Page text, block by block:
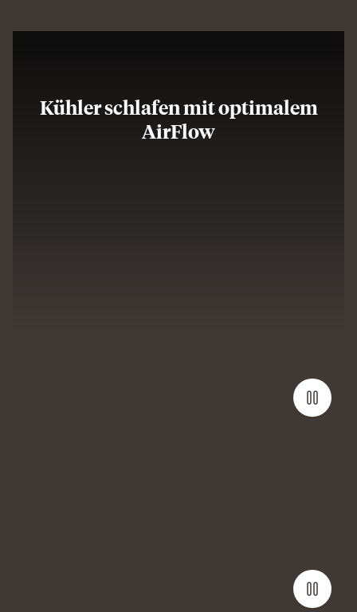
Kühler schlafen mit optimalem
AirFlow